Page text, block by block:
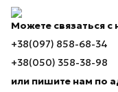
Можете связаться
+38(097) 858-68-34
+38(050) 358-38-98
или пишите нам по